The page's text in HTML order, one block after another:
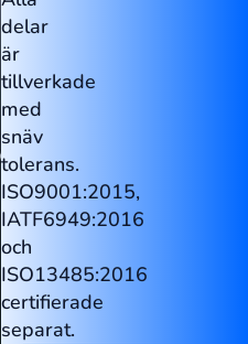
delar
är
tillverkade
med
snäv
tolerans.
ISO9001:2015,
IATF6949:2016
och
ISO13485:2016
certifierade
separat.